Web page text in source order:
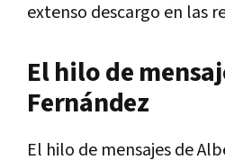
extenso descargo en las
El hilo de
Fernández
El hilo de mensajes de